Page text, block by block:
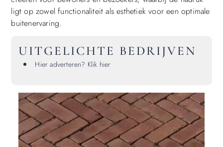
ligt op zowel functionaliteit als esthetiek voor een optimale
buitenervaring.
UITGELICHTE BEDRIJVEN
Hier adverteren? Klik hier